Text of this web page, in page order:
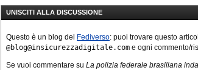
UNISCITI ALLA DISCUSSIONE
Questo è un blog del Fediverso: puoi trovare questo
@blog@insicurezzadigitale.com e ogni commento/
Se vuoi commentare su La polizia federale brasiliana